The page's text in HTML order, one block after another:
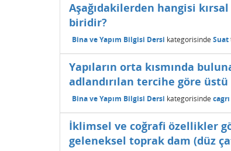
Aşağıdakilerden hangisi
biridir?
Bina ve Yapım Bilgisi Dersi kategorisinde Suat
Yapıların orta kısmında
adlandırılan tercihe göre üstü
Bina ve Yapım Bilgisi Dersi kategorisinde cagrı
İklimsel ve coğrafi özellikler
geleneksel toprak dam (düz